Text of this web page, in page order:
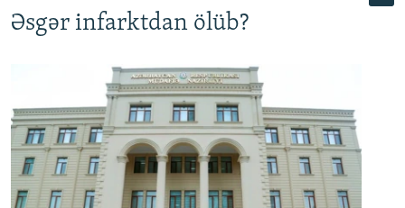
Əsgər infarktdan ölüb?